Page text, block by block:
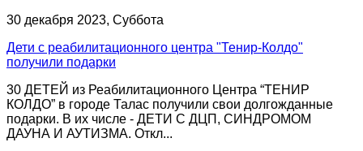
30 декабря 2023, Суббота
Дети с реабилитационного центра "Тенир-Колдо"
получили подарки
30 ДЕТЕЙ из Реабилитационного Центра “ТЕНИР
КОЛДО” в городе Талас получили свои долгожданные
подарки. В их числе - ДЕТИ С ДЦП, СИНДРОМОМ
ДАУНА И АУТИЗМА. Откл...